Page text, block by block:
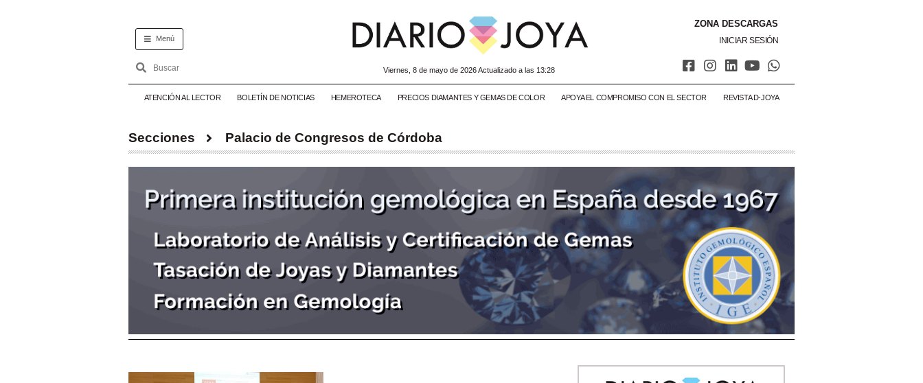
Menú
viernes, 8 de mayo de 2026 Actualizado a las 13:28
ZONA DESCARGAS
INICIAR SESIÓN
ATENCIÓN AL LECTOR BOLETÍN DE NOTICIAS HEMEROTECA PRECIOS DIAMANTES Y GEMAS DE COLOR APOYA EL COMPROMISO CON EL SECTOR REVISTA D-JOYA
Secciones Palacio de Congresos de Córdoba